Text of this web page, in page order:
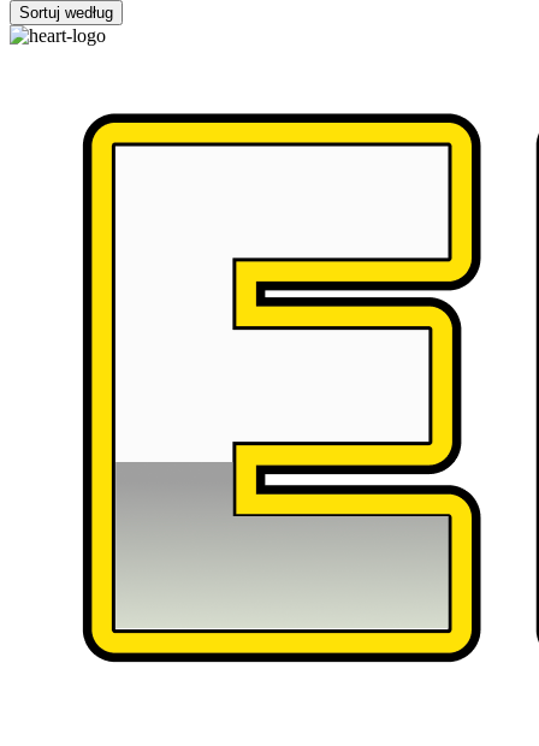
Sortuj według